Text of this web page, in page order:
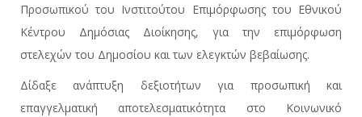
Προσωπικού του Ινστιτούτου Επιμόρφωσης του Εθνικού
Κέντρου Δημόσιας Διοίκησης, για την επιμόρφωση
στελεχών του Δημοσίου και των ελεγκτών βεβαίωσης.
Δίδαξε ανάπτυξη δεξιοτήτων για προσωπική και
επαγγελματική αποτελεσματικότητα στο Κοινωνικό